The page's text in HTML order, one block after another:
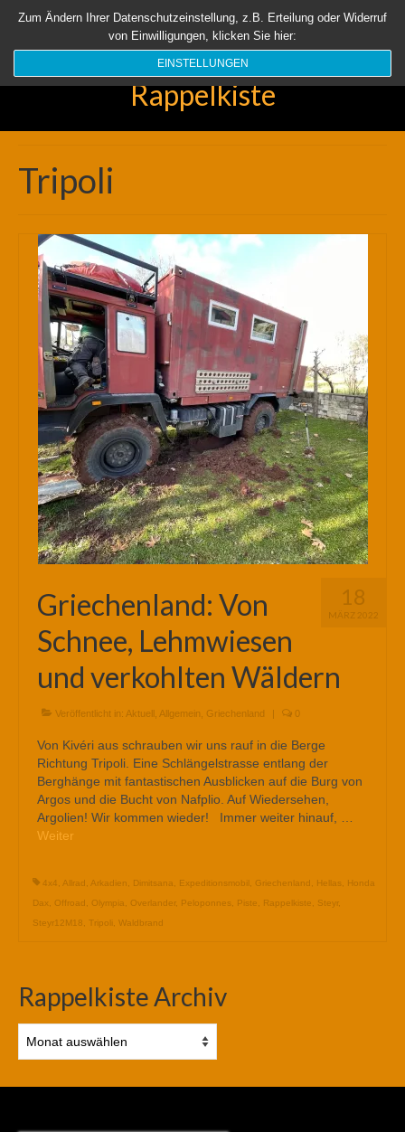
Startseite Aktuell Über uns Unsere Rappelkiste Länder
Suchen
Rappelkiste
Tripoli
18
MÄRZ 2022
Griechenland: Von
Schnee, Lehmwiesen
und verkohlten Wäldern
Veröffentlicht in: Aktuell Allgemein Griechenland | 0
Von Kivéri aus schrauben wir uns rauf in die Berge
Richtung Tripoli. Eine Schlängelstrasse entlang der
Berghänge mit fantastischen Ausblicken auf die Burg von
Argos und die Bucht von Nafplio. Auf Wiedersehen,
Argolien! Wir kommen wieder! Immer weiter hinauf, …
Weiter
4x4 Allrad Arkadien Dimitsana Expeditionsmobil Griechenland Hellas
Honda
Dax
Offroad Olympia Overlander, Peloponnes Piste Rappelkiste Steyr,
Steyr12M18
Tripoli Waldbrand
Rappelkiste Archiv
Archiv
Zum Ändern Ihrer Datenschutzeinstellung, z.B. Erteilung oder Widerruf
von Einwilligungen, klicken Sie hier:
EINSTELLUNGEN